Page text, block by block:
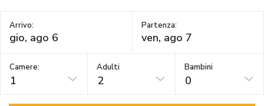
Arrivo: Partenza:
Camere:
1
Adulti
2
Bambini
0